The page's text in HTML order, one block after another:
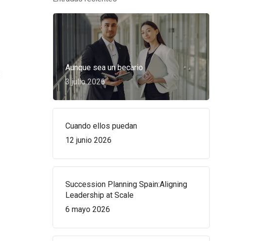
Aunque sea un becario
3 julio 2026
Cuando ellos puedan
12 junio 2026
Succession Planning Spain:Aligning
Leadership at Scale
6 mayo 2026